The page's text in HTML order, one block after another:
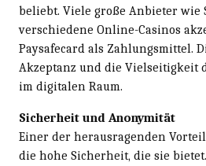
beliebt. Viele große Anbieter wie
verschiedene Online-Casinos
Paysafecard als Zahlungsmittel.
Akzeptanz und die Vielseitigkeit
im digitalen Raum.
Sicherheit und Anonymität
Einer der herausragenden
die hohe Sicherheit, die sie